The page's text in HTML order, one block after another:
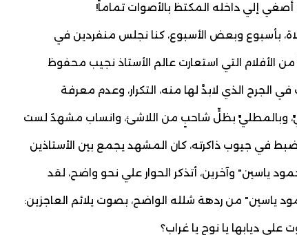
إلي داخله المكتظ بالأصوات تماماً!
بأسبوع وبعض الأسبوع، كنا نجلس منفردين في
من الأفلام التي استعارت عالم الأستاذ نجيب محفوظ
في الجرح الذي لابدَّ لها منه، التكرار، وعدم معرفة
وبالمطليِّ بظلٍّ شاحبٍ من اللاشئ، وانساب مشهدٌ لست
في جيوب ذاكرته، كان المشهد يجمع بين الأستاذين
ياسين" وآخرين، أتذكر الحوار علي نحو واضح، لقد
ياسين" من ردهة شلله الواضح، بصوت يلائم العاجزين:
علي ديابها يا نوح يا غراب؟